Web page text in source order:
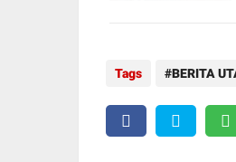
Tags BERITA